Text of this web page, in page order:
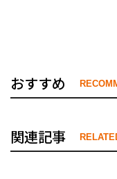
おすすめ
関連記事